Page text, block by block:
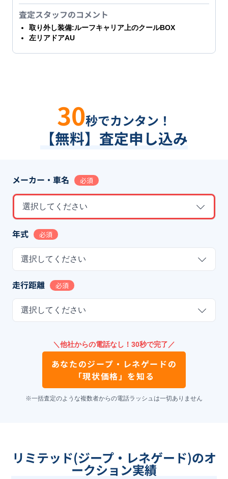
査定スタッフのコメント
取り外し装備:ルーフキャリア上のクールBOX
左リアドアAU
30秒でカンタン！
【無料】査定申し込み
メーカー・車名 必須
選択してください
年式 必須
選択してください
走行距離 必須
選択してください
＼他社からの電話なし！30秒で完了／
あなたのジープ・レネゲードの
「現状価格」を知る
※一括査定のような複数者からの電話ラッシュは一切ありません
リミテッド(ジープ・レネゲード)のオ
ークション実績